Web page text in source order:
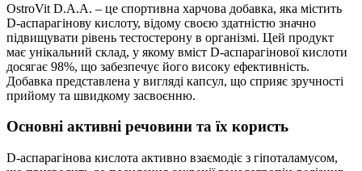
OstroVit D.A.A. – це спортивна харчова добавка, яка містить
D-аспарагінову кислоту, відому своєю здатністю значно
підвищувати рівень тестостерону в організмі. Цей продукт
має унікальний склад, у якому вміст D-аспарагінової кислоти
досягає 98%, що забезпечує його високу ефективність.
Добавка представлена у вигляді капсул, що сприяє зручності
прийому та швидкому засвоєнню.
Основні активні речовини та їх користь
D-аспарагінова кислота активно взаємодіє з гіпоталамусом,